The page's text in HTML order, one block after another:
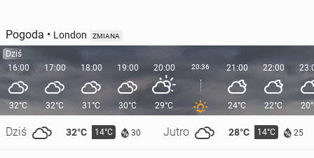
Pogoda • London ZMIANA
Dziś
16:00
32°C
Dziś 32°C 14°C 30 Jutro 28°C 14°C 25
17:00
32°C
18:00
31°C
19:00
30°C
20:00
29°C
20:36 21:00
24°C
22:00
22°C